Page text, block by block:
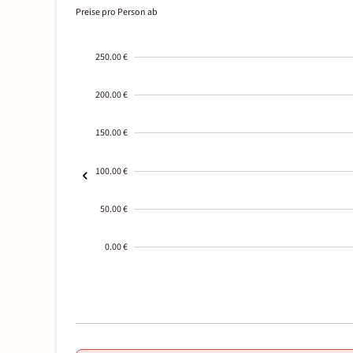
Preise pro Person ab
250.00 €
200.00 €
150.00 €
100.00 €
50.00 €
0.00 €
01-02